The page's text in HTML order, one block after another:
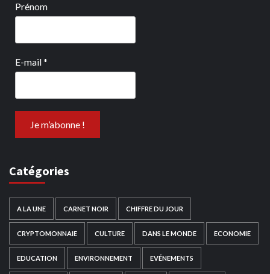
Prénom
E-mail*
Catégories
A LA UNE CARNET NOIR CHIFFRE DU JOUR
CRYPTOMONNAIE CULTURE DANS LE MONDE ECONOMIE
EDUCATION ENVIRONNEMENT EVÉNEMENTS